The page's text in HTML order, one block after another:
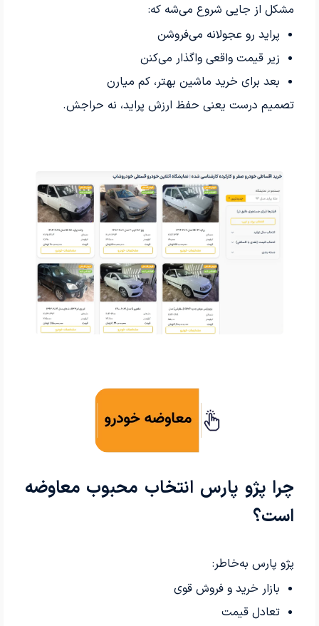
مشکل از جایی شروع می‌شه که:
پراید رو عجولانه می‌فروشن
زیر قیمت واقعی واگذار می‌کنن
بعد برای خرید ماشین بهتر، کم میارن
تصمیم درست یعنی حفظ ارزش پراید، نه حراجش.
چرا پژو پارس انتخاب محبوب معاوضه
است؟
پژو پارس به‌خاطر:
بازار خرید و فروش قوی
تعادل قیمت